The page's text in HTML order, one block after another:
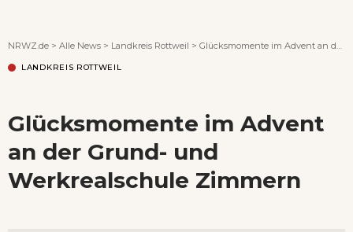
NRWZ.de > Alle News > Landkreis Rottweil > Glücksmomente im Advent an der Grund- und Werkrealschule Zimmern
LANDKREIS ROTTWEIL
Glücksmomente im Advent
an der Grund- und
Werkrealschule Zimmern